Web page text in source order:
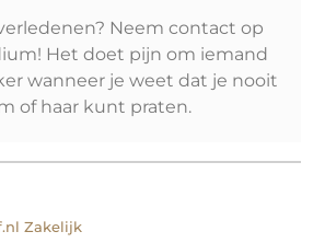
Neem contact op
Het doet pijn om iemand
wanneer je weet dat je nooit
of haar kunt praten.
Zakelijk